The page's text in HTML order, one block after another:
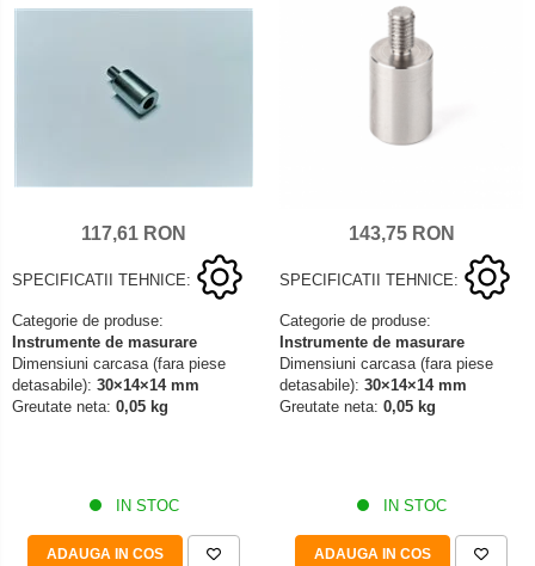
117,61 RON
SPECIFICATII TEHNICE:
Categorie de produse:
Instrumente de masurare
Dimensiuni carcasa (fara piese
detasabile): 30×14×14 mm
Greutate neta: 0,05 kg
IN STOC
ADAUGA IN COS
143,75 RON
SPECIFICATII TEHNICE:
Categorie de produse:
Instrumente de masurare
Dimensiuni carcasa (fara piese
detasabile): 30×14×14 mm
Greutate neta: 0,05 kg
IN STOC
ADAUGA IN COS